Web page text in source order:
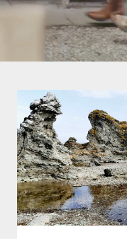
Aktiviteter
Sustainable
Gotlands
Visby
→ Gutamål
Allt om
→ Köpa
→ Bygga
Allt om livet
→
→